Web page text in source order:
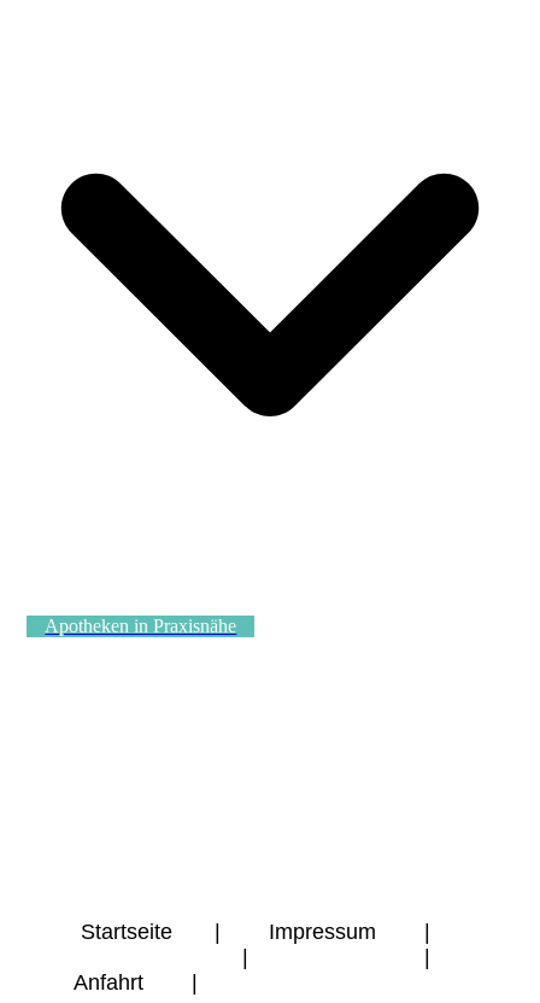
Apotheken in Praxisnähe
Startseite Impressum
Anfahrt